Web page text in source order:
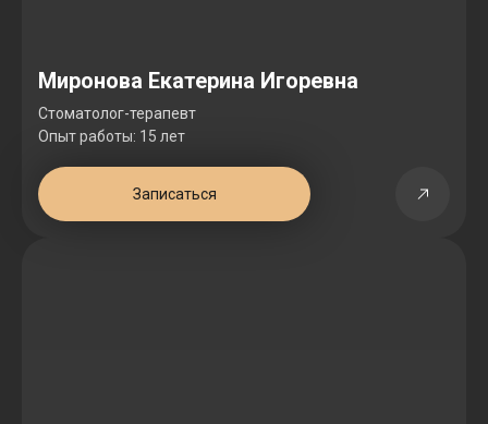
Миронова Екатерина Игоревна
Стоматолог-терапевт
Опыт работы: 15 лет
Записаться